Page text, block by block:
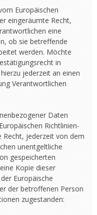
Europäischen
eingeräumte Recht,
eine
ob sie betreffende
werden. Möchte
in
jederzeit an einen
Verantwortlichen
Daten
Richtlinien-
Recht, jederzeit von dem
unentgeltliche
gespeicherten
Kopie dieser
Europäische
der betroffenen Person
zugestanden: